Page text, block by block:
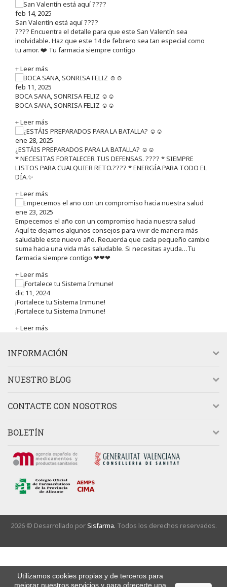
feb 14, 2025
San Valentín está aquí ????
???? Encuentra el detalle para que este San Valentín sea
inolvidable. Haz que este 14 de febrero sea tan especial como
tu amor. ❤️ Tu farmacia siempre contigo
+ Leer más
feb 11, 2025
BOCA SANA, SONRISA FELIZ ☺️☺️
BOCA SANA, SONRISA FELIZ ☺️☺️
+ Leer más
ene 28, 2025
¿ESTÁIS PREPARADOS PARA LA BATALLA? ☺️☺️
* NECESITAS FORTALECER TUS DEFENSAS. ????️ * SIEMPRE
LISTOS PARA CUALQUIER RETO.???? * ENERGÍA PARA TODO EL
DÍA.✨
+ Leer más
ene 23, 2025
Empecemos el año con un compromiso hacia nuestra salud
Aquí te dejamos algunos consejos para vivir de manera más
saludable este nuevo año. Recuerda que cada pequeño cambio
suma hacia una vida más saludable. Si necesitas ayuda…Tu
farmacia siempre contigo ❤❤❤
+ Leer más
dic 11, 2024
¡Fortalece tu Sistema Inmune!
¡Fortalece tu Sistema Inmune!
+ Leer más
INFORMACIÓN
NUESTRO BLOG
CONTACTE CON NOSOTROS
BOLETÍN
Utilizamos cookies propias y de terceros para
mejorar nuestros servicios y para ofrecerte una
2026 © Desarrollado porSisfarma. Todos los derechos reservados.